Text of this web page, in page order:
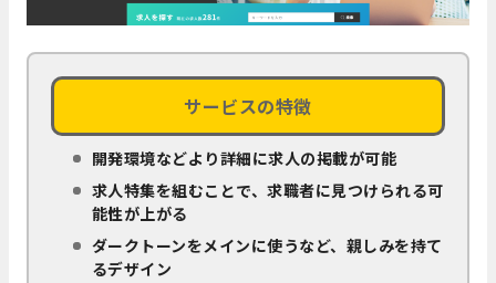
サービスの特徴
開発環境などより詳細に求人の掲載が可能
求人特集を組むことで、求職者に見つけられる可
能性が上がる
ダークトーンをメインに使うなど、親しみを持て
るデザイン